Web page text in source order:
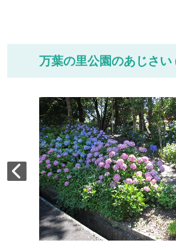
万葉の里公園のあじさい